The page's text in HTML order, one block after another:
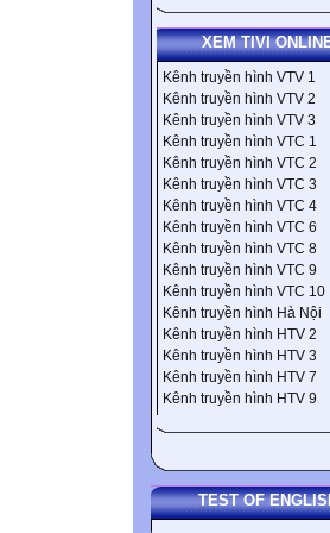
XEM TIVI
Kênh truyền hình VTV 1
Kênh truyền hình VTV 2
Kênh truyền hình VTV 3
Kênh truyền hình VTC 1
Kênh truyền hình VTC 2
Kênh truyền hình VTC 3
Kênh truyền hình VTC 4
Kênh truyền hình VTC 6
Kênh truyền hình VTC 8
Kênh truyền hình VTC 9
Kênh truyền hình VTC 10
Kênh truyền hình Hà Nội
Kênh truyền hình HTV 2
Kênh truyền hình HTV 3
Kênh truyền hình HTV 7
Kênh truyền hình HTV 9
TEST OF